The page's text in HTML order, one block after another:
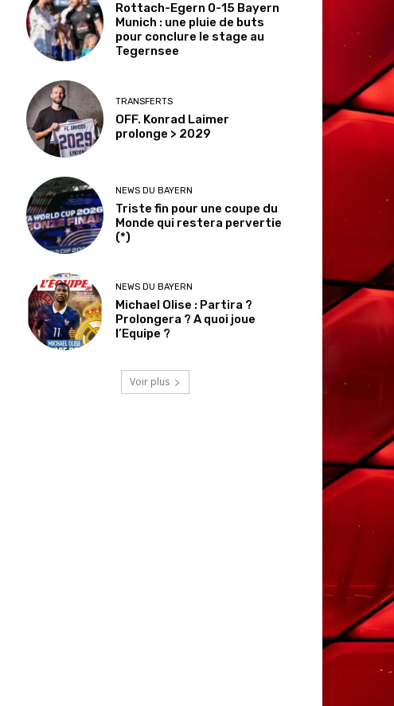
Rottach-Egern 0-15 Bayern
Munich : une pluie de buts
pour conclure le stage au
Tegernsee
TRANSFERTS
OFF. Konrad Laimer
prolonge > 2029
NEWS DU BAYERN
Triste fin pour une coupe du
Monde qui restera pervertie
(*)
NEWS DU BAYERN
Michael Olise : Partira ?
Prolongera ? A quoi joue
l’Equipe ?
Voir plus